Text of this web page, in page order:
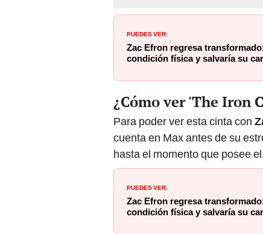
PUEDES VER:
Zac Efron regresa
condición física y salvaría su
¿Cómo ver 'The Iron
Para poder ver esta cinta con
cuenta en Max antes de su
hasta el momento que posee
PUEDES VER:
Zac Efron regresa
condición física y salvaría su